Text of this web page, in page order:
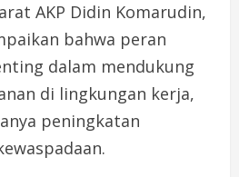
AKP Didin Komarudin,
bahwa peran
dalam mendukung
di lingkungan kerja,
peningkatan